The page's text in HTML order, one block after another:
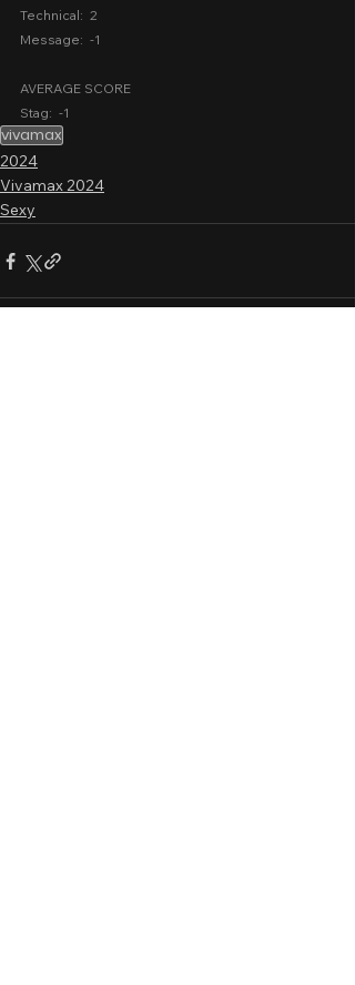
Technical:  2
Message:  -1
AVERAGE SCORE
Stag:  -1
vivamax
2024
Vivamax 2024
Sexy